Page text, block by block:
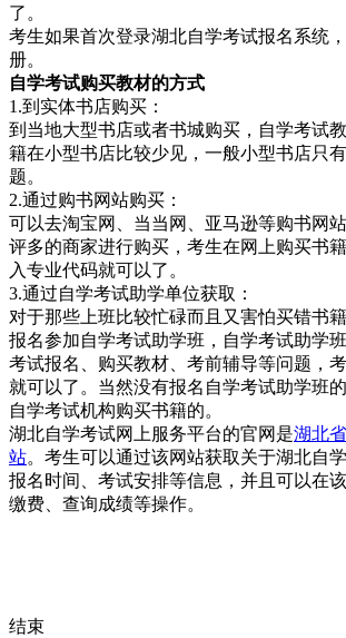
了。
考生如果首次登录湖北自学考试报名系统
册。
自学考试购买教材的方式
1.到实体书店购买：
到当地大型书店或者书城购买，自学考试
籍在小型书店比较少见，一般小型书店只
题。
2.通过购书网站购买：
可以去淘宝网、当当网、亚马逊等购书网
评多的商家进行购买，考生在网上购买书
入专业代码就可以了。
3.通过自学考试助学单位获取：
对于那些上班比较忙碌而且又害怕买错书
报名参加自学考试助学班，自学考试助学
考试报名、购买教材、考前辅导等问题，
就可以了。当然没有报名自学考试助学班
自学考试机构购买书籍的。
湖北自学考试网上服务平台的官网是湖北
站。考生可以通过该网站获取关于湖北自
报名时间、考试安排等信息，并且可以在
缴费、查询成绩等操作。
结束